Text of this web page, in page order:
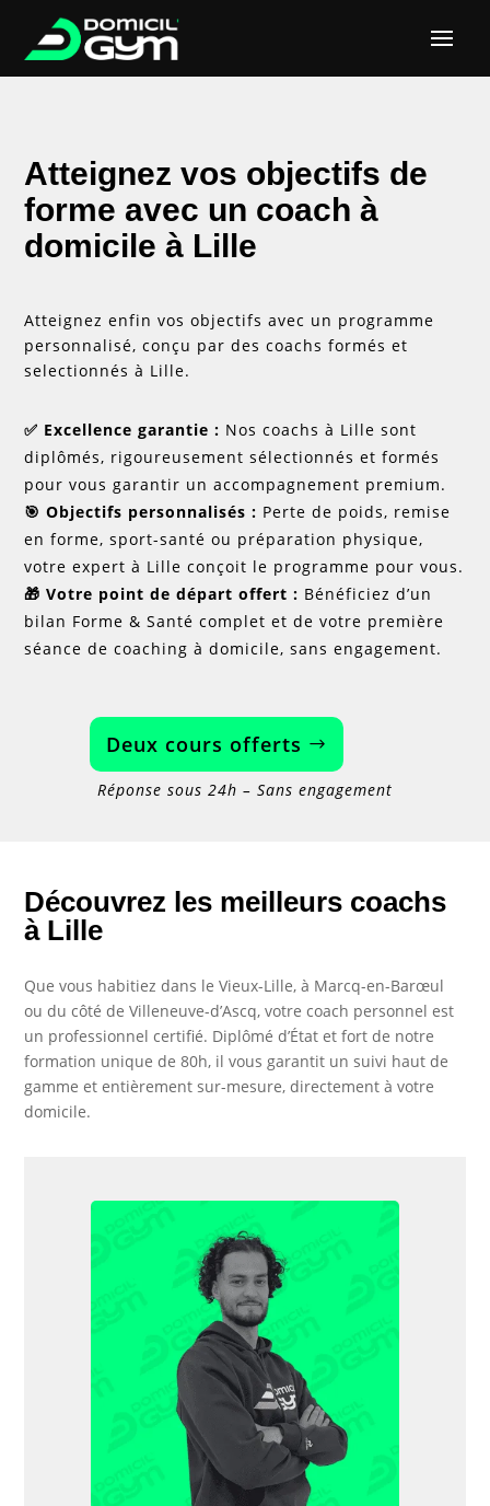
Atteignez vos objectifs de
forme avec un coach à
domicile à Lille
Atteignez enfin vos objectifs avec un programme
personnalisé, conçu par des coachs formés et
selectionnés à Lille.
✅​ Excellence garantie : Nos coachs à Lille sont
diplômés, rigoureusement sélectionnés et formés
pour vous garantir un accompagnement premium.
🎯​ Objectifs personnalisés : Perte de poids, remise
en forme, sport-santé ou préparation physique,
votre expert à Lille conçoit le programme pour vous.
🎁​ Votre point de départ offert : Bénéficiez d’un
bilan Forme & Santé complet et de votre première
séance de coaching à domicile, sans engagement.
Deux cours offerts
Réponse sous 24h – Sans engagement
Découvrez les meilleurs coachs
à Lille
Que vous habitiez dans le Vieux-Lille, à Marcq-en-Barœul
ou du côté de Villeneuve-d’Ascq, votre coach personnel est
un professionnel certifié. Diplômé d’État et fort de notre
formation unique de 80h, il vous garantit un suivi haut de
gamme et entièrement sur-mesure, directement à votre
domicile.